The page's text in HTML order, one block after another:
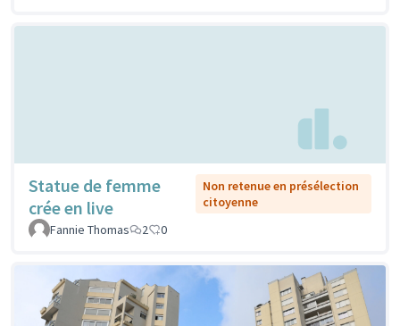
Statue de femme
crée en live
Non retenue en présélection
citoyenne
Fannie Thomas
2 0